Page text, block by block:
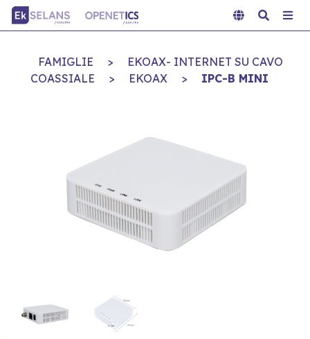
FAMIGLIE >
EKOAX- INTERNET SU CAVO
COASSIALE
> EKOAX > IPC-B MINI